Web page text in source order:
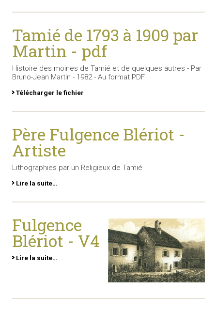
Tamié de 1793 à 1909 par
Martin - pdf
Histoire des moines de Tamié et de quelques autres - Par
Bruno-Jean Martin - 1982 - Au format PDF
Télécharger le fichier
Père Fulgence Blériot -
Artiste
Lithographies par un Religieux de Tamié
Lire la suite…
Fulgence
Blériot - V4
Lire la suite…